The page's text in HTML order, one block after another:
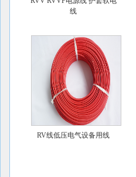
线
RV线低压电气设备用线